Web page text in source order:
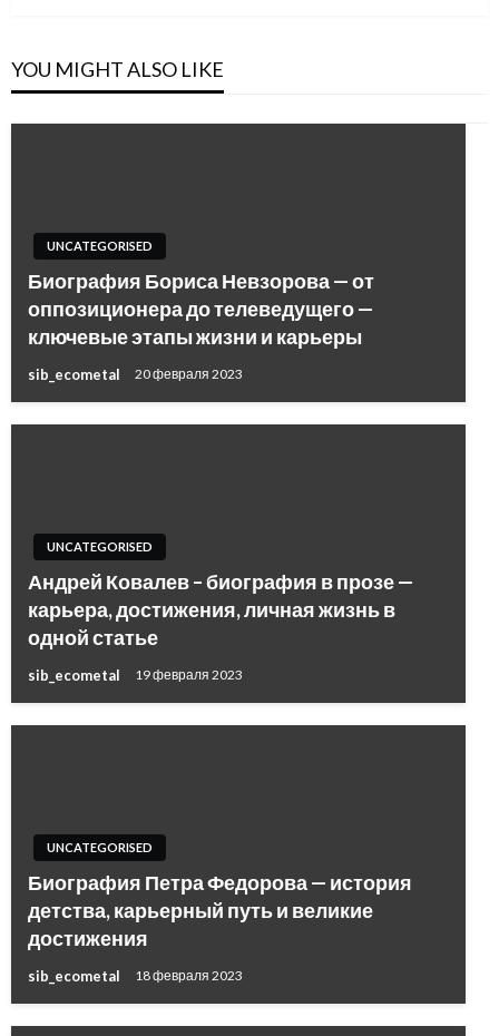
YOU MIGHT ALSO LIKE
UNCATEGORISED
Биография Бориса Невзорова — от
оппозиционера до телеведущего —
ключевые этапы жизни и карьеры
sib_ecometal 20 февраля 2023
UNCATEGORISED
Андрей Ковалев – биография в прозе —
карьера, достижения, личная жизнь в
одной статье
sib_ecometal 19 февраля 2023
UNCATEGORISED
Биография Петра Федорова — история
детства, карьерный путь и великие
достижения
sib_ecometal 18 февраля 2023